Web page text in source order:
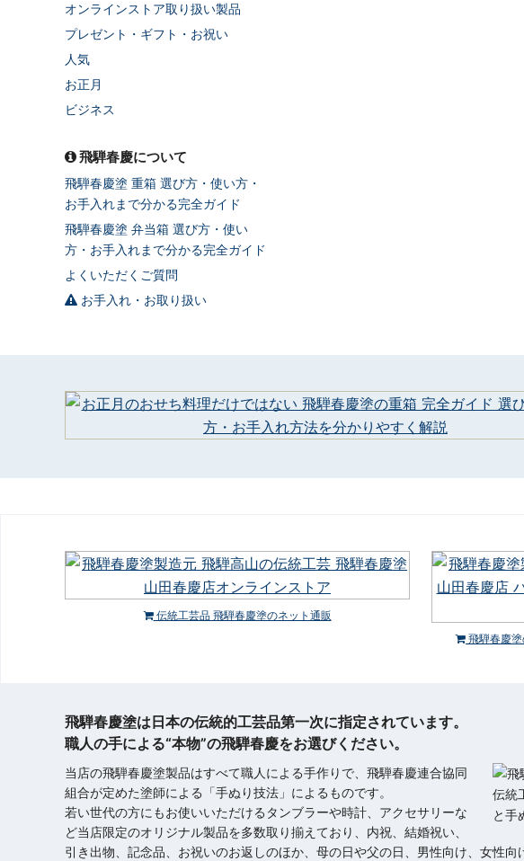
オンラインストア取り扱い製品
プレゼント・ギフト・お祝い
人気
お正月
ビジネス
飛騨春慶について
飛騨春慶塗 重箱 選び方・使い方・
お手入れまで分かる完全ガイド
飛騨春慶塗 弁当箱 選び方・使い
方・お手入れまで分かる完全ガイド
よくいただくご質問
お手入れ・お取り扱い
伝統工芸品 飛騨春慶塗のネット通販
飛騨春慶
飛騨春慶塗は日本の伝統的工芸品第一次に指定されています。
職人の手による“本物”の飛騨春慶をお選びください。
当店の飛騨春慶塗製品はすべて職人による手作りで、飛騨春慶連合協同
組合が定めた塗師による「手ぬり技法」によるものです。
若い世代の方にもお使いいただけるタンブラーや時計、アクセサリーな
ど当店限定のオリジナル製品を多数取り揃えており、内祝、結婚祝い、
引き出物、記念品、お祝いのお返しのほか、母の日や父の日、男性向け、女性向